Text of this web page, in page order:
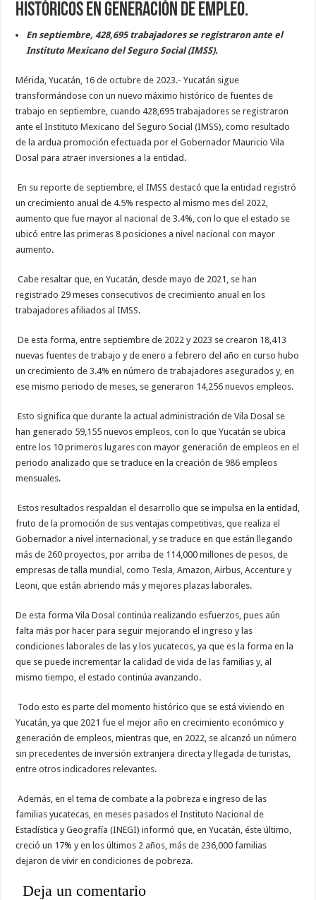
históricos en generación de empleo.
En septiembre, 428,695 trabajadores se registraron ante el
Instituto Mexicano del Seguro Social (IMSS).
Mérida, Yucatán, 16 de octubre de 2023.- Yucatán sigue
transformándose con un nuevo máximo histórico de fuentes de
trabajo en septiembre, cuando 428,695 trabajadores se registraron
ante el Instituto Mexicano del Seguro Social (IMSS), como resultado
de la ardua promoción efectuada por el Gobernador Mauricio Vila
Dosal para atraer inversiones a la entidad.
En su reporte de septiembre, el IMSS destacó que la entidad registró
un crecimiento anual de 4.5% respecto al mismo mes del 2022,
aumento que fue mayor al nacional de 3.4%, con lo que el estado se
ubicó entre las primeras 8 posiciones a nivel nacional con mayor
aumento.
Cabe resaltar que, en Yucatán, desde mayo de 2021, se han
registrado 29 meses consecutivos de crecimiento anual en los
trabajadores afiliados al IMSS.
De esta forma, entre septiembre de 2022 y 2023 se crearon 18,413
nuevas fuentes de trabajo y de enero a febrero del año en curso hubo
un crecimiento de 3.4% en número de trabajadores asegurados y, en
ese mismo periodo de meses, se generaron 14,256 nuevos empleos.
Esto significa que durante la actual administración de Vila Dosal se
han generado 59,155 nuevos empleos, con lo que Yucatán se ubica
entre los 10 primeros lugares con mayor generación de empleos en el
periodo analizado que se traduce en la creación de 986 empleos
mensuales.
Estos resultados respaldan el desarrollo que se impulsa en la entidad,
fruto de la promoción de sus ventajas competitivas, que realiza el
Gobernador a nivel internacional, y se traduce en que están llegando
más de 260 proyectos, por arriba de 114,000 millones de pesos, de
empresas de talla mundial, como Tesla, Amazon, Airbus, Accenture y
Leoni, que están abriendo más y mejores plazas laborales.
De esta forma Vila Dosal continúa realizando esfuerzos, pues aún
falta más por hacer para seguir mejorando el ingreso y las
condiciones laborales de las y los yucatecos, ya que es la forma en la
que se puede incrementar la calidad de vida de las familias y, al
mismo tiempo, el estado continúa avanzando.
Todo esto es parte del momento histórico que se está viviendo en
Yucatán, ya que 2021 fue el mejor año en crecimiento económico y
generación de empleos, mientras que, en 2022, se alcanzó un número
sin precedentes de inversión extranjera directa y llegada de turistas,
entre otros indicadores relevantes.
Además, en el tema de combate a la pobreza e ingreso de las
familias yucatecas, en meses pasados el Instituto Nacional de
Estadística y Geografía (INEGI) informó que, en Yucatán, éste último,
creció un 17% y en los últimos 2 años, más de 236,000 familias
dejaron de vivir en condiciones de pobreza.
Deja un comentario